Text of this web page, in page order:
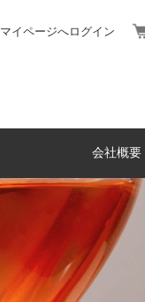
マイページへログイン
会社概要